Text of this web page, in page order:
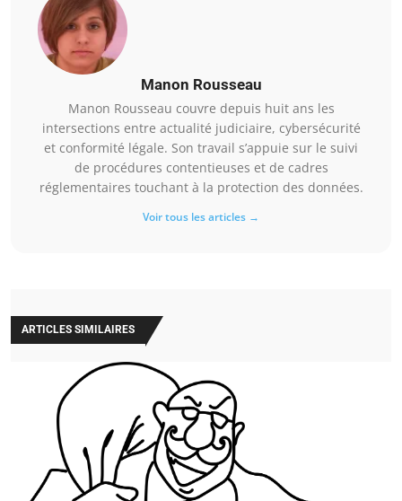
Manon Rousseau
Manon Rousseau couvre depuis huit ans les
intersections entre actualité judiciaire, cybersécurité
et conformité légale. Son travail s’appuie sur le suivi
de procédures contentieuses et de cadres
réglementaires touchant à la protection des données.
Voir tous les articles →
ARTICLES SIMILAIRES